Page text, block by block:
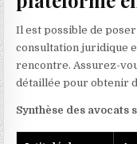
Il est possible de
consultation juridique
rencontre. Assurez-
détaillée pour obtenir
Synthèse des avocats